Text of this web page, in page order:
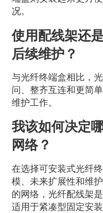
况。
使用配线架还
后续维护？
与光纤终端盒相比，
问、整齐互连和更简
维护工作。
我该如何决定
网络？
在选择可安装式光纤
模、未来扩展性和维
的网络，光纤配线架
适用于紧凑型固定安装